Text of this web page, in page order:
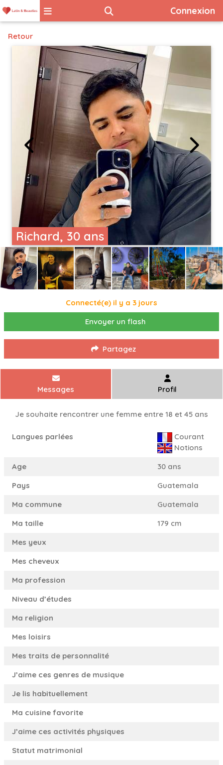
Connexion
Retour
Richard, 30 ans
Connecté(e) il y a 3 jours
Envoyer un flash
Partagez
Messages Profil
Je souhaite rencontrer une femme entre 18 et 45 ans
Langues parlées
Courant
Notions
Age
30 ans
Pays
Guatemala
Ma commune
Guatemala
Ma taille
179 cm
Mes yeux
Mes cheveux
Ma profession
Niveau d’études
Ma religion
Mes loisirs
Mes traits de personnalité
J’aime ces genres de musique
Je lis habituellement
Ma cuisine favorite
J’aime ces activités physiques
Statut matrimonial